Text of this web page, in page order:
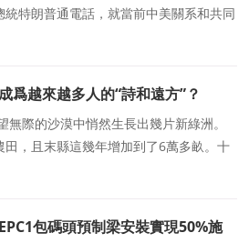
特朗普通電話，就當前中美關系和共同
，就下階段中美關系穩定發展
爲越來越多人的“詩和遠方”？
際的沙漠中悄然生長出幾片新綠洲。
，且末縣這幾年增加到了6萬多畝。十
墾綠洲，糧食種植面積增加
包碼頭預制梁安裝實現50%施